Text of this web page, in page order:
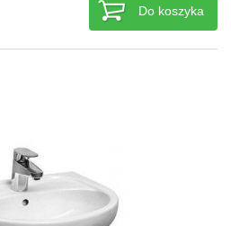
Do koszyka